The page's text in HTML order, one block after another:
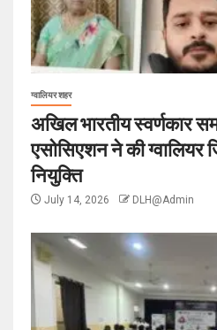
ग्वालियर शहर
अखिल भारतीय स्वर्णकार
एसोसिएशन ने की ग्वालियर
नियुक्ति
July 14, 2026 DLH@Admin